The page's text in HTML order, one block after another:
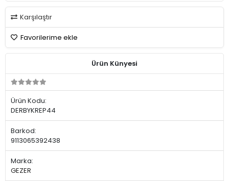
Karşılaştır
Favorilerime ekle
Ürün Künyesi
Ürün Kodu:
DERBYKREP44
Barkod:
9113065392438
Marka:
GEZER